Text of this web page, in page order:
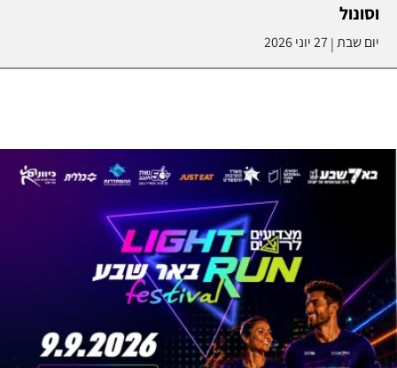
וסונול
יום שבת|27 יוני 2026